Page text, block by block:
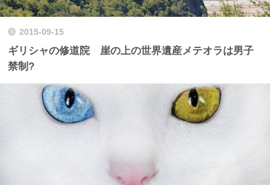
2015-09-15
ギリシャの修道院 崖の上の世界遺産メテオラは男子
禁制?